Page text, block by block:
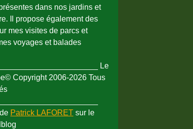
dans nos jardins et
Il propose également des
mes visites de parcs et
voyages et balades
Le
Copyright 2006-2026 Tous
Patrick LAFORET sur le